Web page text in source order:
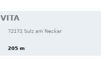
72172 Sulz am Neckar
205 m